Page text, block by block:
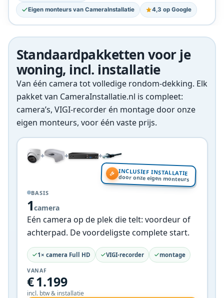
Eigen monteurs van CameraInstallatie 4,3 op Google
Standaardpakketten voor je
woning, incl. installatie
Van één camera tot volledige rondom-dekking. Elk
pakket van CameraInstallatie.nl is compleet:
camera’s, VIGI-recorder én montage door onze
eigen monteurs, voor één vaste prijs.
+ + +
INCLUSIEF INSTALLATIE
door onze eigen monteurs
BASIS
1camera
Eén camera op de plek die telt: voordeur of
achterpad. De voordeligste complete start.
1× camera Full HD VIGI-recorder montage
VANAF
€ 1.199
incl. btw & installatie